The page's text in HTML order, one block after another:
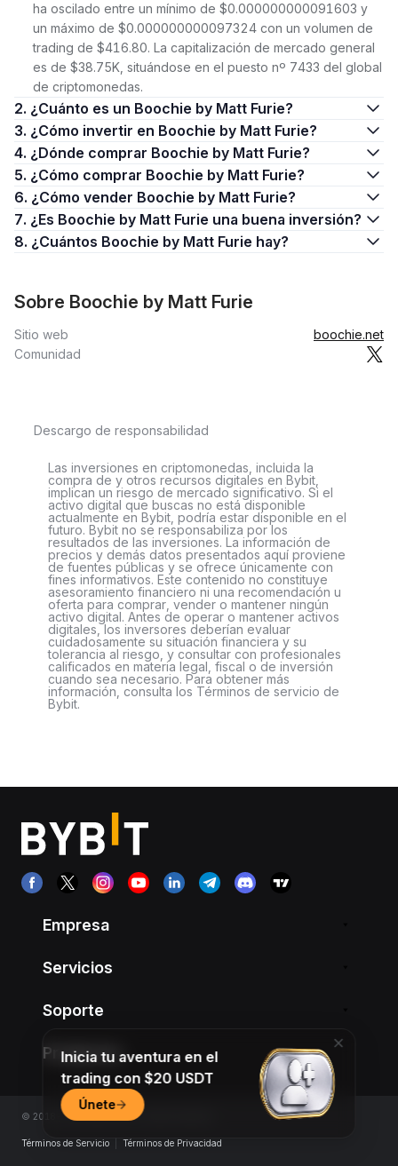
ha oscilado entre un mínimo de $0.000000000091603 y
un máximo de $0.000000000097324 con un volumen de
trading de $416.80. La capitalización de mercado general
es de $38.75K, situándose en el puesto nº 7433 del global
de criptomonedas.
2. ¿Cuánto es un Boochie by Matt Furie?
3. ¿Cómo invertir en Boochie by Matt Furie?
4. ¿Dónde comprar Boochie by Matt Furie?
5. ¿Cómo comprar Boochie by Matt Furie?
6. ¿Cómo vender Boochie by Matt Furie?
7. ¿Es Boochie by Matt Furie una buena inversión?
8. ¿Cuántos Boochie by Matt Furie hay?
Sobre Boochie by Matt Furie
Sitio web
boochie.net
Comunidad
Descargo de responsabilidad
Las inversiones en criptomonedas, incluida la
compra de y otros recursos digitales en Bybit,
implican un riesgo de mercado significativo. Si el
activo digital que buscas no está disponible
actualmente en Bybit, podría estar disponible en el
futuro. Bybit no se responsabiliza por los
resultados de las inversiones. La información de
precios y demás datos presentados aquí proviene
de fuentes públicas y se ofrece únicamente con
fines informativos. Este contenido no constituye
asesoramiento financiero ni una recomendación u
oferta para comprar, vender o mantener ningún
activo digital. Antes de operar o mantener activos
digitales, los inversores deberían evaluar
cuidadosamente su situación financiera y su
tolerancia al riesgo, y consultar con profesionales
calificados en materia legal, fiscal o de inversión
cuando sea necesario. Para obtener más
información, consulta los Términos de servicio de
Bybit.
Empresa
Servicios
Soporte
Productos
© 2018-2026 Bybit.com. All rights reserved.
Términos de Servicio Términos de Privacidad
Inicia tu aventura en el
trading con $20 USDT
Únete